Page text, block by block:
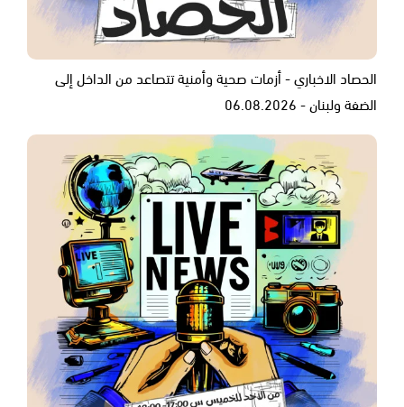
الحصاد الاخباري - أزمات صحية وأمنية تتصاعد من الداخل إلى
الضفة ولبنان - 06.08.2026